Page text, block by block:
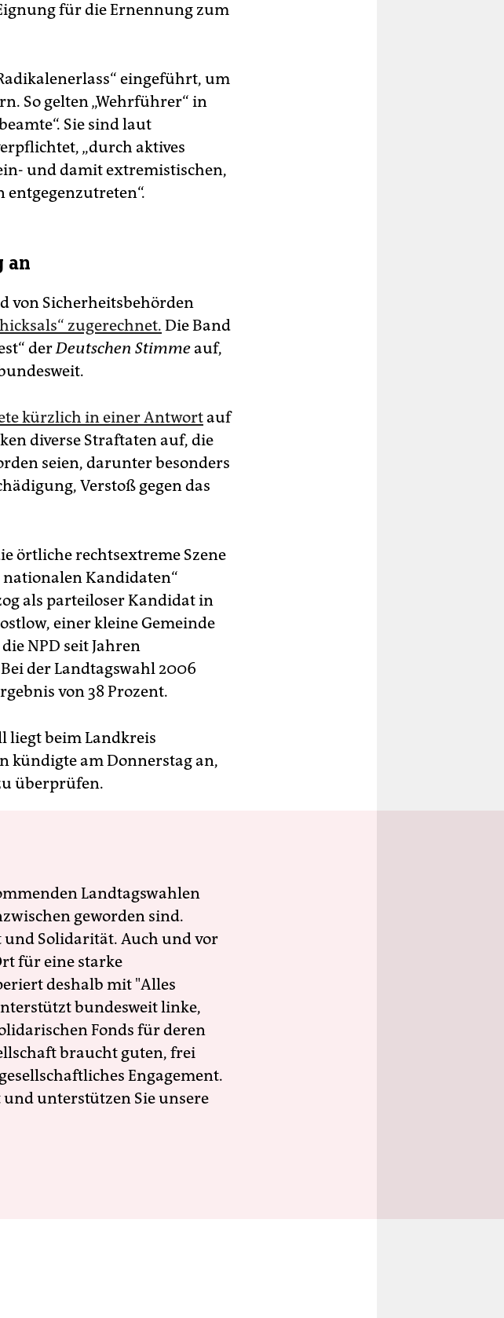
für die Ernennung zum
eingeführt, um
So gelten „Wehrführer“ in
Sie sind laut
„durch aktives
und damit extremistischen,
an
von Sicherheitsbehörden
zugerechnet. Die Band
derDeutschen Stimmeauf,
kürzlich in einer Antwortauf
diverse Straftaten auf, die
seien, darunter besonders
Verstoß gegen das
örtliche rechtsextreme Szene
Kandidaten“
als parteiloser Kandidat in
einer kleine Gemeinde
NPD seit Jahren
der Landtagswahl 2006
von 38 Prozent.
liegt beim Landkreis
kündigte am Donnerstag an,
überprüfen.
Landtagswahlen
geworden sind.
und Solidarität. Auch und vor
für eine starke
deshalb mit "Alles
bundesweit linke,
Fonds für deren
braucht guten, frei
Engagement.
und unterstützen Sie unsere